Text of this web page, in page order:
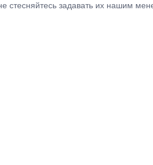
стесняйтесь задавать их нашим